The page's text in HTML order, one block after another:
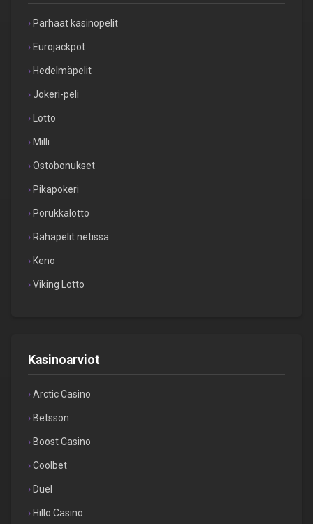
Parhaat kasinopelit
Eurojackpot
Hedelmäpelit
Jokeri-peli
Lotto
Milli
Ostobonukset
Pikapokeri
Porukkalotto
Rahapelit netissä
Keno
Viking Lotto
Kasinoarviot
Arctic Casino
Betsson
Boost Casino
Coolbet
Duel
Hillo Casino